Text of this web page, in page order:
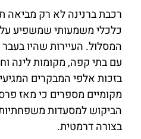
רכבת ברנינה לא רק מביאה
כלכלי משמעותי שמשפיע
המסלול. העיירות שהיו
עם בתי קפה, מקומות לינה
בזכות אלפי המבקרים
מקומיים מספרים כי מאז
הביקוש למסעדות משפחתיות
בצורה דרמטית.